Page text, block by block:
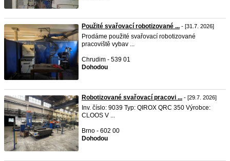
Použité svařovací robotizované ... - [31.7. 2026]
Prodáme použité svařovací robotizované
pracoviště vybav ...
Chrudim - 539 01
Dohodou
Robotizované svařovací pracovi ... - [29.7. 2026]
Inv. číslo: 9039 Typ: QIROX QRC 350 Výrobce:
CLOOS V ...
Brno - 602 00
Dohodou